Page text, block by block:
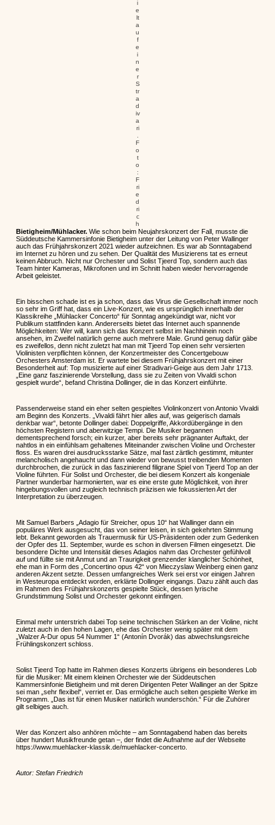
i
e
lt
a
u
f
e
i
n
e
r
S
tr
a
d
iv
a
ri
F
o
t
o
:
F
ri
e
d
ri
c
h
Bietigheim/Mühlacker. Wie schon beim Neujahrskonzert der Fall, musste die
Süddeutsche Kammersinfonie Bietigheim unter der Leitung von Peter Wallinger
auch das Frühjahrskonzert 2021 wieder aufzeichnen. Es war ab Sonntagabend
im Internet zu hören und zu sehen. Der Qualität des Musizierens tat es erneut
keinen Abbruch. Nicht nur Orchester und Solist Tjeerd Top, sondern auch das
Team hinter Kameras, Mikrofonen und im Schnitt haben wieder hervorragende
Arbeit geleistet.
Ein bisschen schade ist es ja schon, dass das Virus die Gesellschaft immer noch
so sehr im Griff hat, dass ein Live-Konzert, wie es ursprünglich innerhalb der
Klassikreihe „Mühlacker Concerto“ für Sonntag angekündigt war, nicht vor
Publikum stattfinden kann. Andererseits bietet das Internet auch spannende
Möglichkeiten: Wer will, kann sich das Konzert selbst im Nachhinein noch
ansehen, im Zweifel natürlich gerne auch mehrere Male. Grund genug dafür gäbe
es zweifellos, denn nicht zuletzt hat man mit Tjeerd Top einen sehr versierten
Violinisten verpflichten können, der Konzertmeister des Concertgebouw
Orchesters Amsterdam ist. Er wartete bei diesem Frühjahrskonzert mit einer
Besonderheit auf: Top musizierte auf einer Stradivari-Geige aus dem Jahr 1713.
„Eine ganz faszinierende Vorstellung, dass sie zu Zeiten von Vivaldi schon
gespielt wurde“, befand Christina Dollinger, die in das Konzert einführte.
Passenderweise stand ein eher selten gespieltes Violinkonzert von Antonio Vivaldi
am Beginn des Konzerts. „Vivaldi fährt hier alles auf, was geigerisch damals
denkbar war“, betonte Dollinger dabei: Doppelgriffe, Akkordübergänge in den
höchsten Registern und aberwitzige Tempi. Die Musiker begannen
dementsprechend forsch; ein kurzer, aber bereits sehr prägnanter Auftakt, der
nahtlos in ein einfühlsam gehaltenes Miteinander zwischen Violine und Orchester
floss. Es waren drei ausdrucksstarke Sätze, mal fast zärtlich gestimmt, mitunter
melancholisch angehaucht und dann wieder von bewusst treibenden Momenten
durchbrochen, die zurück in das faszinierend filigrane Spiel von Tjeerd Top an der
Violine führten. Für Solist und Orchester, die bei diesem Konzert als kongeniale
Partner wunderbar harmonierten, war es eine erste gute Möglichkeit, von ihrer
hingebungsvollen und zugleich technisch präzisen wie fokussierten Art der
Interpretation zu überzeugen.
Mit Samuel Barbers „Adagio für Streicher, opus 10“ hat Wallinger dann ein
populäres Werk ausgesucht, das von seiner leisen, in sich gekehrten Stimmung
lebt. Bekannt geworden als Trauermusik für US-Präsidenten oder zum Gedenken
der Opfer des 11. September, wurde es schon in diversen Filmen eingesetzt. Die
besondere Dichte und Intensität dieses Adagios nahm das Orchester gefühlvoll
auf und füllte sie mit Anmut und an Traurigkeit grenzender klanglicher Schönheit,
ehe man in Form des „Concertino opus 42“ von Mieczyslaw Weinberg einen ganz
anderen Akzent setzte. Dessen umfangreiches Werk sei erst vor einigen Jahren
in Westeuropa entdeckt worden, erklärte Dollinger eingangs. Dazu zählt auch das
im Rahmen des Frühjahrskonzerts gespielte Stück, dessen lyrische
Grundstimmung Solist und Orchester gekonnt einfingen.
Einmal mehr unterstrich dabei Top seine technischen Stärken an der Violine, nicht
zuletzt auch in den hohen Lagen, ehe das Orchester wenig später mit dem
„Walzer A-Dur opus 54 Nummer 1“ (Antonín Dvorák) das abwechslungsreiche
Frühlingskonzert schloss.
Solist Tjeerd Top hatte im Rahmen dieses Konzerts übrigens ein besonderes Lob
für die Musiker: Mit einem kleinen Orchester wie der Süddeutschen
Kammersinfonie Bietigheim und mit deren Dirigenten Peter Wallinger an der Spitze
sei man „sehr flexibel“, verriet er. Das ermögliche auch selten gespielte Werke im
Programm. „Das ist für einen Musiker natürlich wunderschön.“ Für die Zuhörer
gilt selbiges auch.
Wer das Konzert also anhören möchte – am Sonntagabend haben das bereits
über hundert Musikfreunde getan –, der findet die Aufnahme auf der Webseite
https://www.muehlacker-klassik.de/muehlacker-concerto.
Autor: Stefan Friedrich